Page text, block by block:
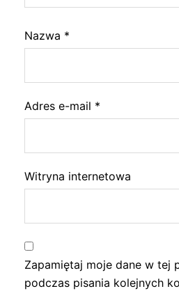
Nazwa *
Adres e-mail *
Witryna internetowa
Zapamiętaj moje dane w tej
podczas pisania kolejnych